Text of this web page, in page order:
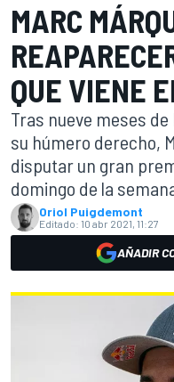
MARC
QUE VIENE
Tras nueve meses
su húmero derecho,
disputar un gran
domingo de la
Oriol Puigdemont
Editado: 10 abr 2021, 11:27
AÑADIR